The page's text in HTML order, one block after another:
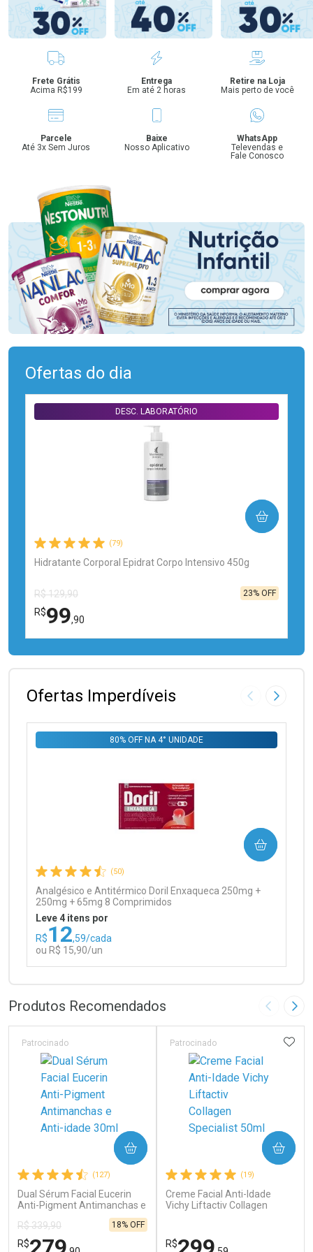
Benefícios
Frete Grátis
Acima R$199
Entrega
Em até 2 horas
Retire na Loja
Mais perto de você
Parcele
Até 3x Sem Juros
Baixe
Nosso Aplicativo
WhatsApp
Televendas e
Fale Conosco
Ofertas do dia
(79)
Hidratante Corporal Epidrat Corpo Intensivo 450g
DESC. LABORATÓRIO
R$ 129,90
R$99,90
23% OFF
COMPRAR
FECHAR
FECHAR
Ofertas Imperdíveis Imagem
(50)
Analgésico e Antitérmico Doril Enxaqueca 250mg +
250mg + 65mg 8 Comprimidos
80% OFF NA 4° UNIDADE
Leve 4 itens por
R$12,59/cada
ou R$ 15,90/un
COMPRAR
Laboratório
Ativar Desconto
Comprar sem Desconto
Por R$ 15,90/cada
Por Menos
Comprar sem Desconto
Por R$ 15,90/cada
Produtos Recomendados Imagem
(127)
Dual Sérum Facial Eucerin
Anti-Pigment Antimanchas e
Patrocinado
R$ 339,90
R$
18% OFF
COMPRAR
(19)
Creme Facial Anti-Idade
Vichy Liftactiv Collagen
Patrocinado
R$
COMPRAR